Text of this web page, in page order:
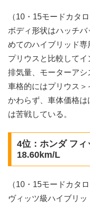
（10・15モードカタ
ボディ形状はハッチ
めてのハイブリッド専
プリウスと比較して
排気量、モーターアシ
車格的にはプリウス
かわらず、車体価格
は苦戦している。
4位：ホンダ フ
18.60km/L
（10・15モードカタ
ヴィッツ級ハイブリ